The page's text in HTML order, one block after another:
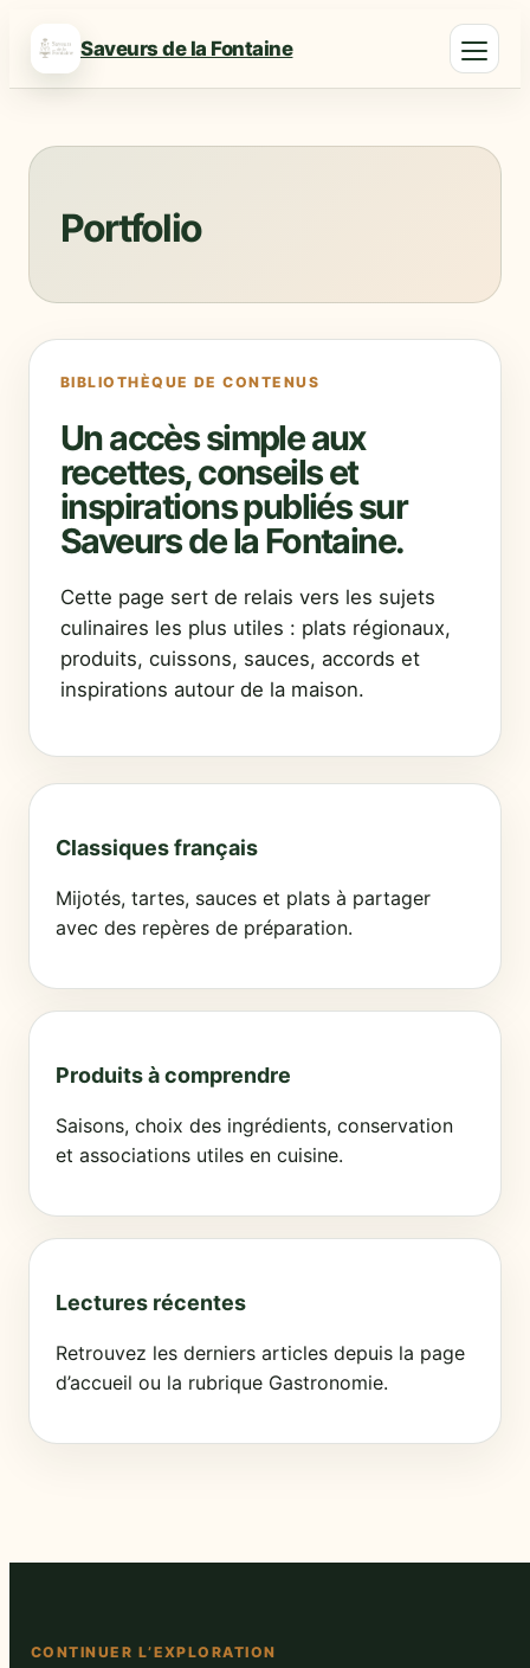
Saveurs de la Fontaine
Portfolio
BIBLIOTHÈQUE DE CONTENUS
Un accès simple aux
recettes, conseils et
inspirations publiés sur
Saveurs de la Fontaine.
Cette page sert de relais vers les sujets
culinaires les plus utiles : plats régionaux,
produits, cuissons, sauces, accords et
inspirations autour de la maison.
Classiques français
Mijotés, tartes, sauces et plats à partager
avec des repères de préparation.
Produits à comprendre
Saisons, choix des ingrédients, conservation
et associations utiles en cuisine.
Lectures récentes
Retrouvez les derniers articles depuis la page
d’accueil ou la rubrique Gastronomie.
CONTINUER L’EXPLORATION